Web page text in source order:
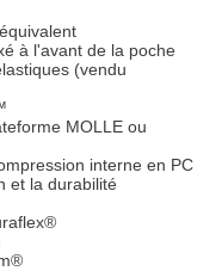
à l'avant de la poche
(vendu
MOLLE ou
interne en PC
et la durabilité